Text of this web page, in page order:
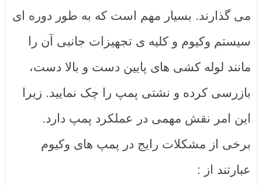
می گذارند. بسیار مهم است که به طور دوره ای
سیستم وکیوم و کلیه ی تجهیزات جانبی آن را
مانند لوله کشی های پایین دست و بالا دست،
بازرسی کرده و نشتی پمپ را چک نمایید. زیرا
این امر نقش مهمی در عملکرد پمپ دارد.
برخی از مشکلات رایج در پمپ های وکیوم
عبارتند از :